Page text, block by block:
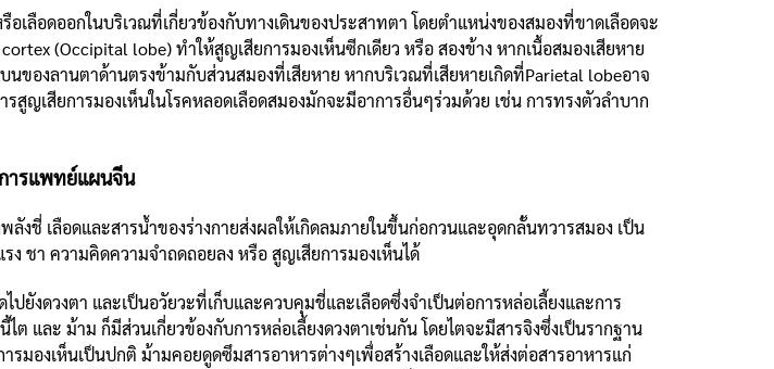
เลือดออกในบริเวณที่เกี่ยวข้องกับทางเดินของประสาทตา โดยตำแหน่งของสมองที่ขาดเลือดจะ
(Occipital lobe) ทำให้สูญเสียการมองเห็นซีกเดียว หรือ สองข้าง หากเนื้อสมองเสียหาย
ของลานตาด้านตรงข้ามกับส่วนสมองที่เสียหาย หากบริเวณที่เสียหายเกิดที่Parietal lobeอาจ
ญเสียการมองเห็นในโรคหลอดเลือดสมองมักจะมีอาการอื่นๆร่วมด้วย เช่น การทรงตัวลำบาก
ารแพทย์แผนจีน
ชี่ เลือดและสารน้ำของร่างกายส่งผลให้เกิดลมภายในขึ้นก่อกวนและอุดกลั้นทวารสมอง เป็น
ง ชา ความคิดความจำถดถอยลง หรือ สูญเสียการมองเห็นได้
ยังดวงตา และเป็นอวัยวะที่เก็บและควบคุมชี่และเลือดซึ่งจำเป็นต่อการหล่อเลี้ยงและการ
และ ม้าม ก็มีส่วนเกี่ยวข้องกับการหล่อเลี้ยงดวงตาเช่นกัน โดยไตจะมีสารจิงซึ่งเป็นรากฐาน
มองเห็นเป็นปกติ ม้ามคอยดูดซึมสารอาหารต่างๆเพื่อสร้างเลือดและให้ส่งต่อสารอาหารแก่